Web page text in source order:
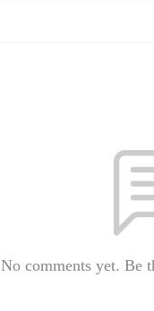
No comments yet. Be